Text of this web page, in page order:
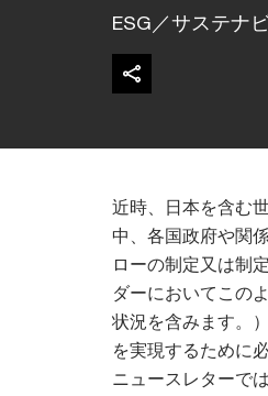
ESG／サステナ
近時、日本を含む
中、各国政府や関
ローの制定又は制
ダーにおいてこの
状況を含みます。
を実現するために
ニュースレターで